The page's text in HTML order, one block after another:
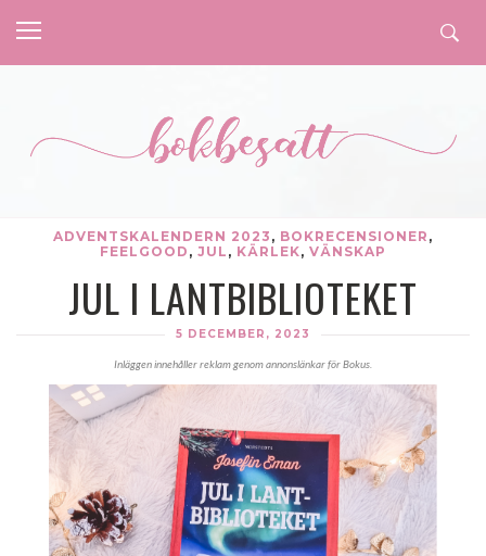
ADVENTSKALENDERN 2023 , BOKRECENSIONER ,
FEELGOOD , JUL , KÄRLEK, VÄNSKAP
JUL I LANTBIBLIOTEKET
5 DECEMBER, 2023
Inläggen innehåller reklam genom annonslänkar för Bokus.